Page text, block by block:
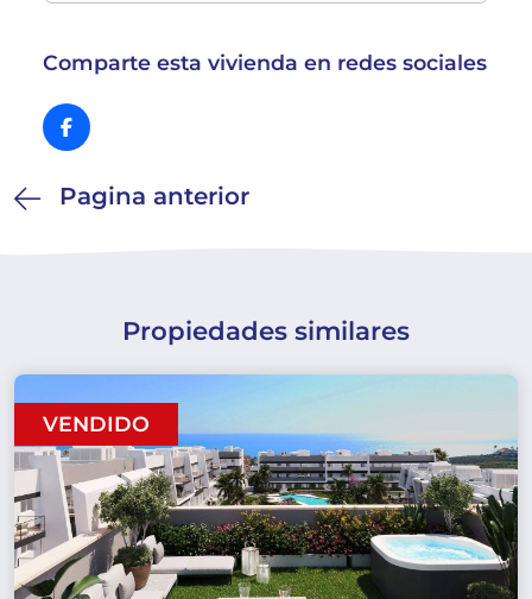
Comparte esta vivienda en redes sociales
Pagina anterior
Propiedades similares
VENDIDO